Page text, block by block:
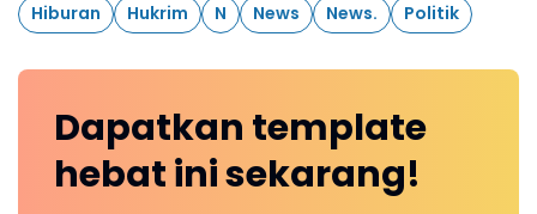
Hiburan Hukrim N News News. Politik
Dapatkan template
hebat inisekarang!